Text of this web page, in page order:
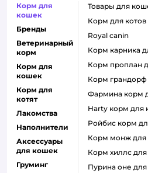
Корм для
кошек
Бренды
Ветеринарный
корм
Корм для
кошек
Корм для
котят
Лакомства
Наполнители
Аксессуары
для кошек
Груминг
товары для
корм для котов
royal canin
корм карника
корм проплан
корм
фармина корм
harty корм для
ройбис корм
корм монж
корм хиллс
пурина оне